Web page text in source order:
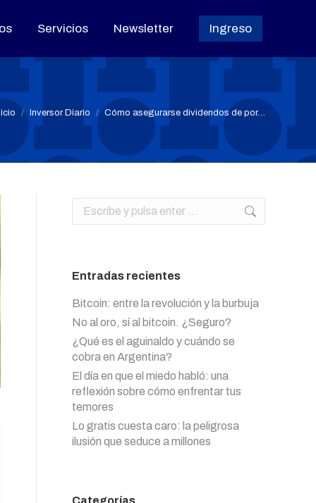
Servicios Newsletter Ingreso
aquí:
Inversor Diario Cómo asegurarse dividendos de por…
Buscar:
Entradas recientes
Bitcoin: entre la revolución y la burbuja
No al oro, sí al bitcoin. ¿Seguro?
¿Qué es el aguinaldo y cuándo se
cobra en Argentina?
El día en que el miedo habló: una
reflexión sobre cómo enfrentar tus
temores
Lo gratis cuesta caro: la peligrosa
ilusión que seduce a millones
Categorías
Servicios Newsletter Ingreso